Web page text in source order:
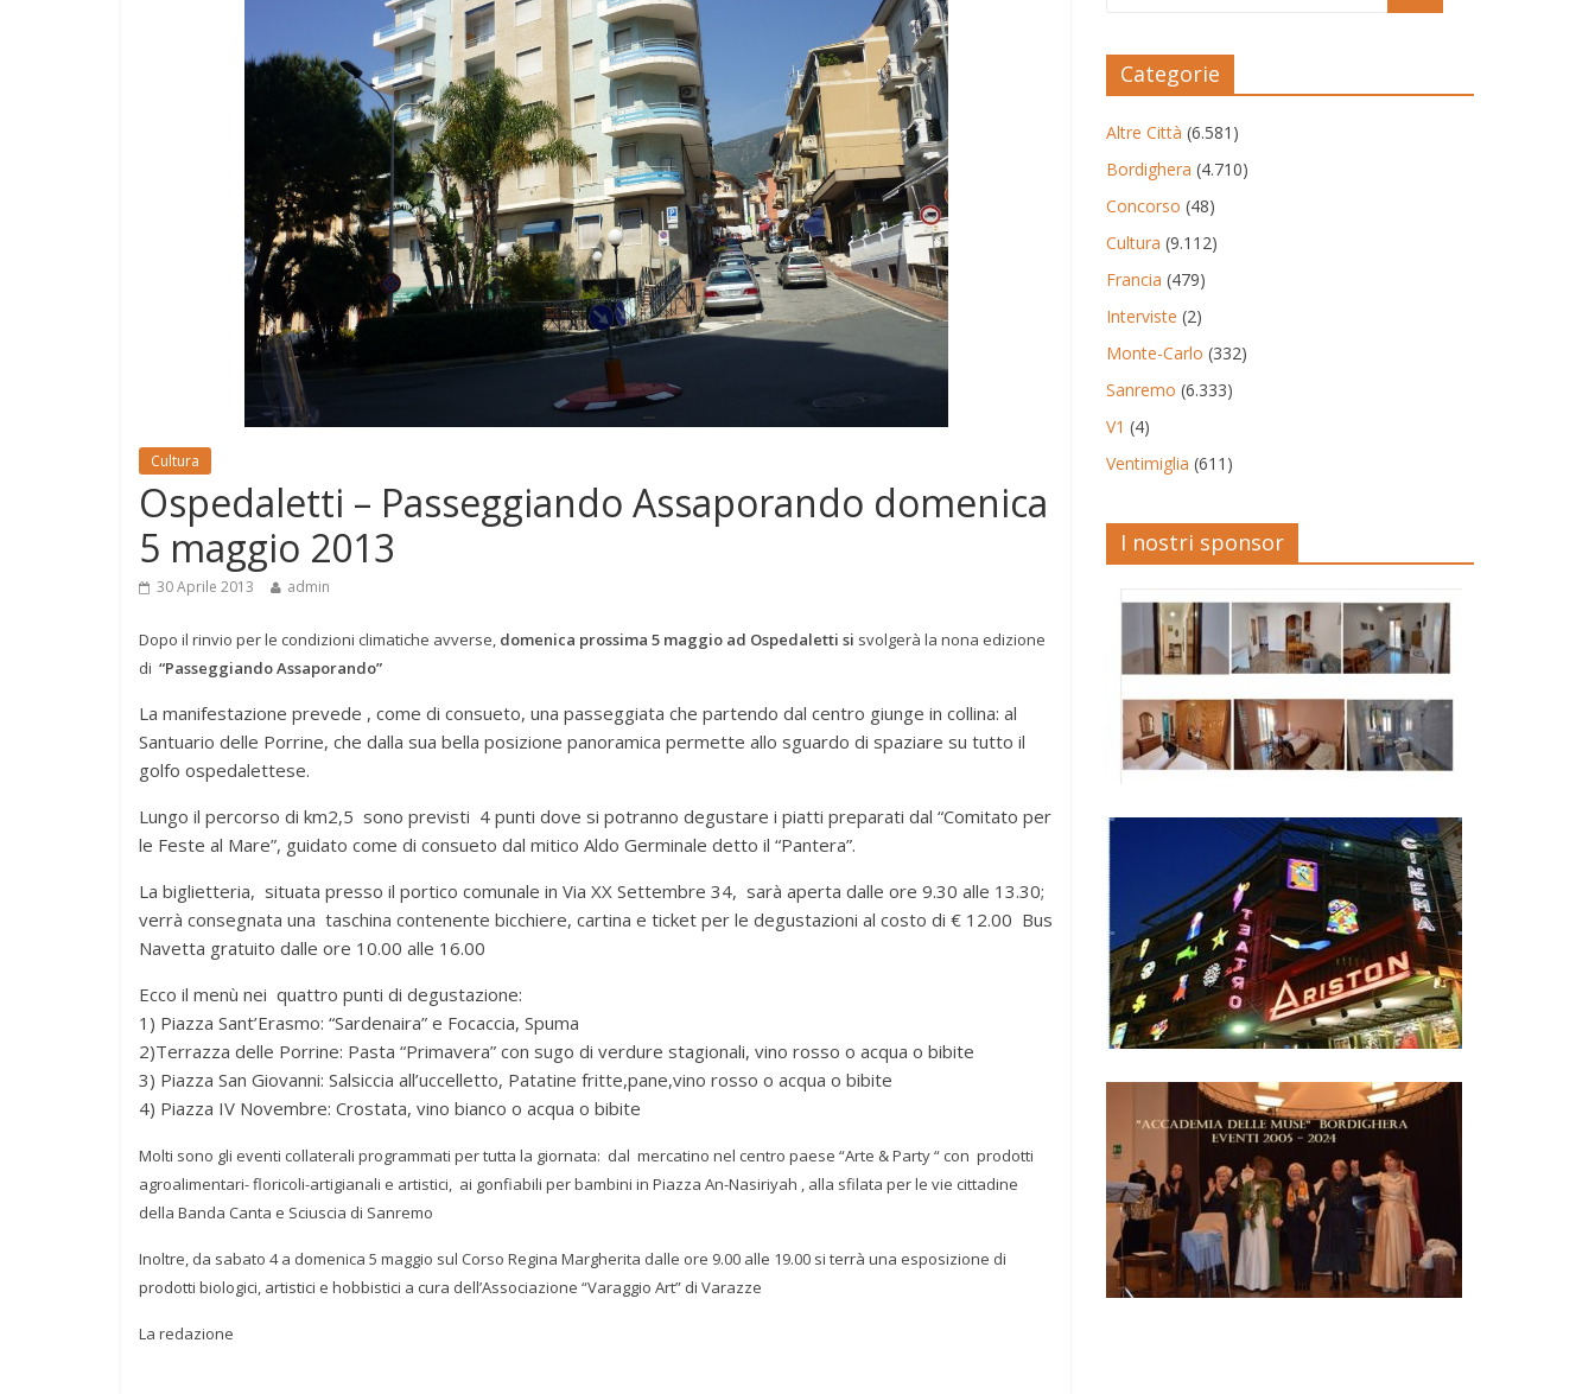
Cultura
Ospedaletti – Passeggiando Assaporando domenica
5 maggio 2013
30 Aprile 2013 admin
Dopo il rinvio per le condizioni climatiche avverse, domenica prossima 5 maggio ad Ospedaletti si svolgerà la nona edizione
di “Passeggiando Assaporando”
La manifestazione prevede , come di consueto, una passeggiata che partendo dal centro giunge in collina: al
Santuario delle Porrine, che dalla sua bella posizione panoramica permette allo sguardo di spaziare su tutto il
golfo ospedalettese.
Lungo il percorso di km2,5 sono previsti 4 punti dove si potranno degustare i piatti preparati dal “Comitato per
le Feste al Mare”, guidato come di consueto dal mitico Aldo Germinale detto il “Pantera”.
La biglietteria, situata presso il portico comunale in Via XX Settembre 34, sarà aperta dalle ore 9.30 alle 13.30;
verrà consegnata una taschina contenente bicchiere, cartina e ticket per le degustazioni al costo di € 12.00 Bus
Navetta gratuito dalle ore 10.00 alle 16.00
Ecco il menù nei quattro punti di degustazione:
1) Piazza Sant’Erasmo: “Sardenaira” e Focaccia, Spuma
2)Terrazza delle Porrine: Pasta “Primavera” con sugo di verdure stagionali, vino rosso o acqua o bibite
3) Piazza San Giovanni: Salsiccia all’uccelletto, Patatine fritte,pane,vino rosso o acqua o bibite
4) Piazza IV Novembre: Crostata, vino bianco o acqua o bibite
Molti sono gli eventi collaterali programmati per tutta la giornata: dal mercatino nel centro paese “Arte & Party “ con prodotti
agroalimentari- floricoli-artigianali e artistici, ai gonfiabili per bambini in Piazza An-Nasiriyah , alla sfilata per le vie cittadine
della Banda Canta e Sciuscia di Sanremo
Inoltre, da sabato 4 a domenica 5 maggio sul Corso Regina Margherita dalle ore 9.00 alle 19.00 si terrà una esposizione di
prodotti biologici, artistici e hobbistici a cura dell’Associazione “Varaggio Art” di Varazze
La redazione
Categorie
Altre Città (6.581)
Bordighera (4.710)
Concorso (48)
Cultura (9.112)
Francia (479)
Interviste (2)
Monte-Carlo (332)
Sanremo (6.333)
V1 (4)
Ventimiglia (611)
I nostri sponsor